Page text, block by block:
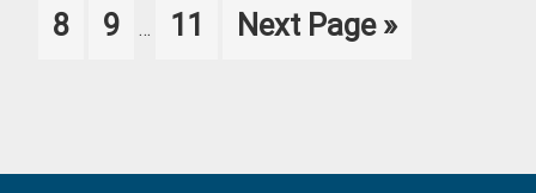
Page
8 Page
9
pages
… Page
11
Go
Next Page »